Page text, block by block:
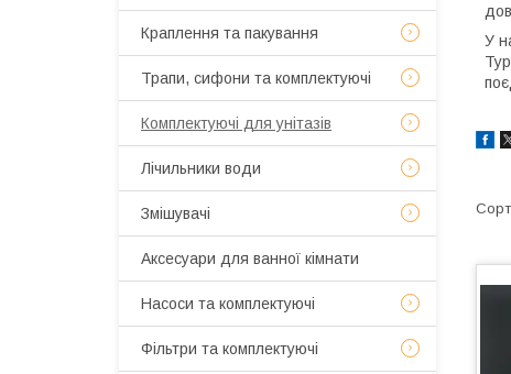
У
Краплення та пакування
Трапи, сифони та комплектуючі
Комплектуючі для унітазів
Лічильники води
Змішувачі
Аксесуари для ванної кімнати
Насоси та комплектуючі
Фільтри та комплектуючі